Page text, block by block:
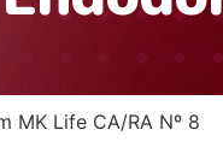
MK Life CA/RA Nº 8